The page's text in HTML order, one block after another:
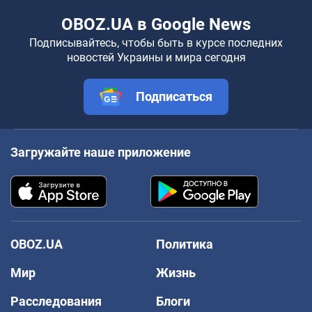
OBOZ.UA в Google News
Подписывайтесь, чтобы быть в курсе последних
новостей Украины и мира сегодня
Подписаться
Загружайте наше приложение
OBOZ.UA
Политика
Мир
Жизнь
Расследования
Блоги